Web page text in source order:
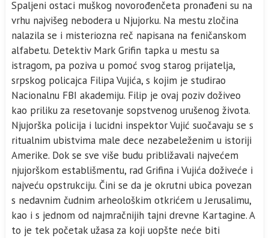
Spaljeni ostaci muškog novorođenčeta pronađeni su na
vrhu najvišeg nebodera u Njujorku. Na mestu zločina
nalazila se i misteriozna reč napisana na feničanskom
alfabetu. Detektiv Mark Grifin tapka u mestu sa
istragom, pa poziva u pomoć svog starog prijatelja,
srpskog policajca Filipa Vujića, s kojim je studirao
Nacionalnu FBI akademiju. Filip je ovaj poziv doživeo
kao priliku za resetovanje sopstvenog urušenog života.
Njujorška policija i lucidni inspektor Vujić suočavaju se s
ritualnim ubistvima male dece nezabeleženim u istoriji
Amerike. Dok se sve više budu približavali najvećem
njujorškom establišmentu, rad Grifina i Vujića doživeće i
najveću opstrukciju. Čini se da je okrutni ubica povezan
s nedavnim čudnim arheološkim otkrićem u Jerusalimu,
kao i s jednom od najmračnijih tajni drevne Kartagine. A
to je tek početak užasa za koji uopšte neće biti